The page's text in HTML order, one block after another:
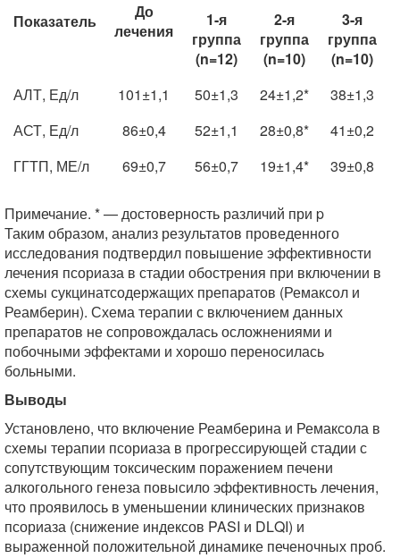
Показатель
До
лечения
1-я
группа
(n=12)
2-я
группа
(n=10)
3-я
группа
(n=10)
АЛТ, Ед/л
101±1,1 50±1,3 24±1,2*
38±1,3
АСТ, Ед/л
86±0,4 52±1,1 28±0,8*
41±0,2
ГГТП, МЕ/л
69±0,7 56±0,7 19±1,4* 39±0,8
Примечание. * — достоверность различий при p
Таким образом, анализ результатов проведенного
исследования подтвердил повышение эффективности
лечения псориаза в стадии обострения при включении в
схемы сукцинатсодержащих препаратов (Ремаксол и
Реамберин). Схема терапии с включением данных
препаратов не сопровождалась осложнениями и
побочными эффектами и хорошо переносилась
больными.
Выводы
Установлено, что включение Реамберина и Ремаксола в
схемы терапии псориаза в прогрессирующей стадии с
сопутствующим токсическим поражением печени
алкогольного генеза повысило эффективность лечения,
что проявилось в уменьшении клинических признаков
псориаза (снижение индексов PASI и DLQI) и
выраженной положительной динамике печеночных проб.